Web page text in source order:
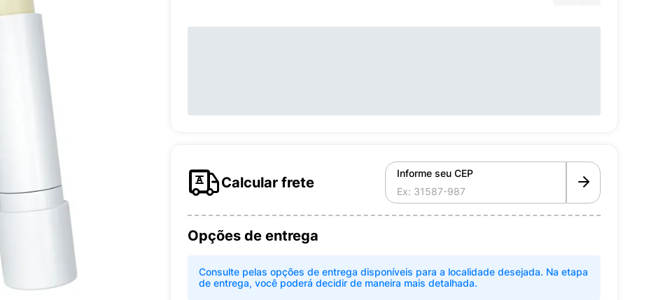
Calcular frete
Informe seu CEP
Opções de entrega
Consulte pelas opções de entrega disponíveis para a localidade desejada. Na etapa
de entrega, você poderá decidir de maneira mais detalhada.